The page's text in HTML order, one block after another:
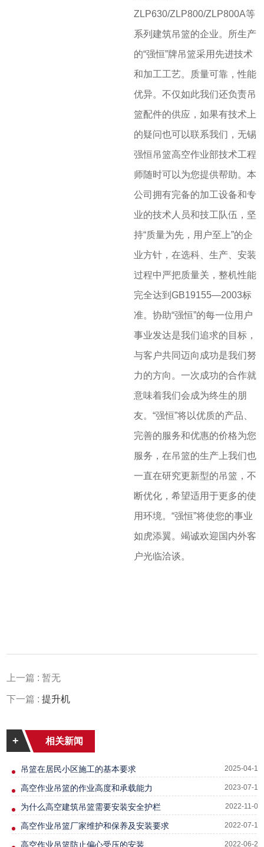
ZLP630/ZLP800/ZLP800A等
系列建筑吊篮的企业。所生产
的“强恒”牌吊篮采用先进技术
和加工工艺。质量可靠，性能
优异。不仅如此我们还负责吊
篮配件的供应，如果有技术上
的疑问也可以联系我们，无锡
强恒吊篮高空作业部技术工程
师随时可以为您提供帮助。本
公司拥有完备的加工设备和专
业的技术人员和技工队伍，坚
持“质量为先，用户至上”的企
业方针，在选科、生产、安装
过程中严把质量关，整机性能
完全达到GB19155—2003标
准。协助“强恒”的每一位用户
事业发达是我们追求的目标，
与客户共同迈向成功是我们努
力的方向。一次成功的合作就
意味着我们会成为终生的朋
友。“强恒”将以优质的产品、
完善的服务和优惠的价格为您
服务，在吊篮的生产上我们也
一直在研究更新型的吊篮，不
断优化，希望适用于更多的使
用环境。“强恒”将使您的事业
如虎添翼。竭诚欢迎国内外客
户光临洽谈。
上一篇 : 暂无
下一篇 :提升机
+ 相关新闻
吊篮在居民小区施工的基本要求 2025-04-12
高空作业吊篮的作业高度和承载能力 2023-07-13
为什么高空建筑吊篮需要安装安全护栏 2022-11-01
高空作业吊篮厂家维护和保养及安装要求 2022-07-12
高空作业吊篮防止偏心受压的安装 2022-06-24